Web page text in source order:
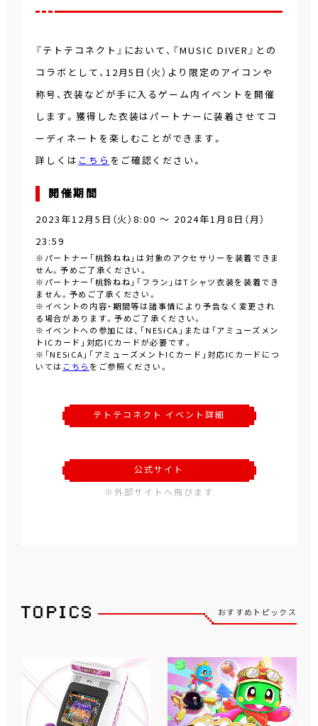
『テトテコネクト』において、『MUSIC DIVER』との
コラボとして、12月5日（火）より限定のアイコンや
称号、衣装などが手に入るゲーム内イベントを開催
します。獲得した衣装はパートナーに装着させてコ
ーディネートを楽しむことができます。
詳しくは こちら をご確認ください。
開催期間
2023年12月5日（火）8:00 ～ 2024年1月8日（月）
23:59
※パートナー「桃鈴ねね」は対象のアクセサリーを装着できま
せん。予めご了承ください。
※パートナー「桃鈴ねね」「フラン」はTシャツ衣装を装着でき
ません。予めご了承ください。
※イベントの内容・期間等は諸事情により予告なく変更され
る場合があります。予めご了承ください。
※イベントへの参加には、「NESiCA」または「アミューズメン
トICカード」対応ICカードが必要です。
※「NESiCA」「アミューズメントICカード」対応ICカードにつ
いては こちら をご参照ください。
テトテコネクト イベント詳細
公式サイト
※外部サイトへ飛びます
おすすめトピックス